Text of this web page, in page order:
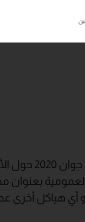
منشور عدد 4
بعنوان
أي هياكل أخرى